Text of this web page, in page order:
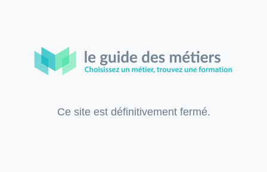
Ce site est définitivement fermé.